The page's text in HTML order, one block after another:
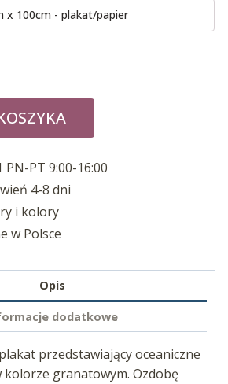
x 100cm - plakat/papier
PN-PT 9:00-16:00
4-8 dni
i kolory
w Polsce
Opis
dodatkowe
przedstawiający oceaniczne
kolorze granatowym. Ozdobę